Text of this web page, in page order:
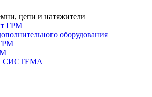
цепи и натяжители
ГРМ
оборудования
СИСТЕМА